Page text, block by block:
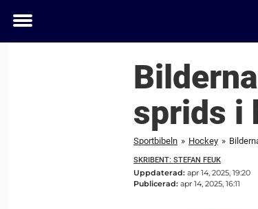
Toggle
sprids i
Sportbibeln » Hockey »
SKRIBENT: STEFAN FEUK
Uppdaterad: apr 14, 2025, 19:20
Publicerad: apr 14, 2025, 16:11